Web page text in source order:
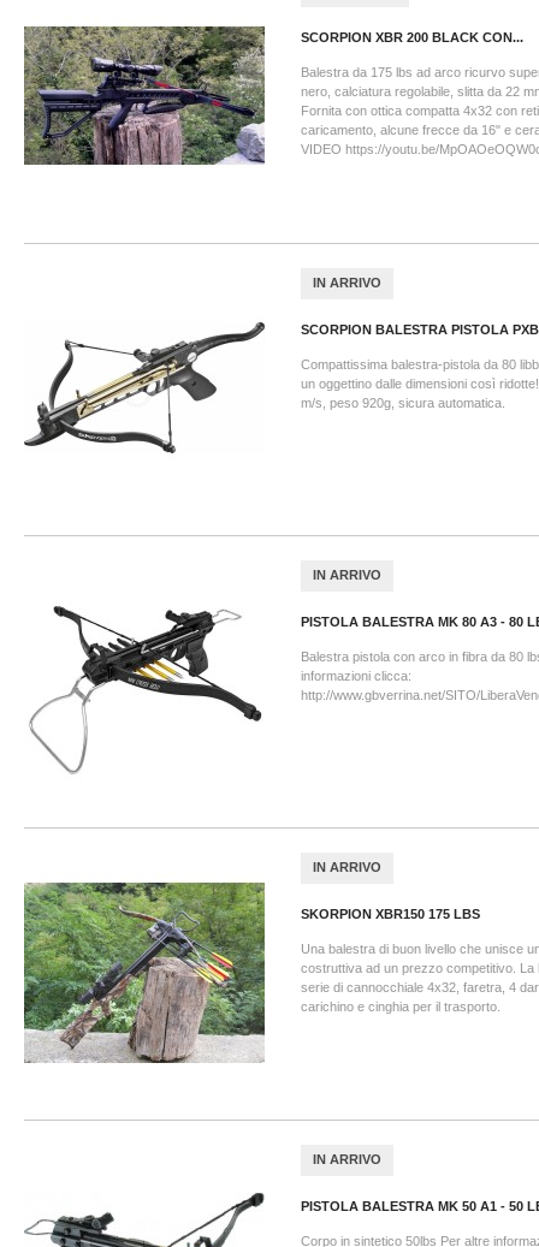
SCORPION XBR 200 BLACK CON...
Balestra da 175 lbs ad arco ricurvo
nero, calciatura regolabile, slitta da 22
Fornita con ottica compatta 4x32 con
caricamento, alcune frecce da 16" e
VIDEO https://youtu.be/
IN ARRIVO
SCORPION BALESTRA PISTOLA
Compattissima balestra-pistola da 80
un oggettino dalle dimensioni così
m/s, peso 920g, sicura automatica.
IN ARRIVO
PISTOLA BALESTRA MK 80 A3 - 80
Balestra pistola con arco in fibra da 80
informazioni clicca:
http://www.gbverrina.net/SITO/
IN ARRIVO
SKORPION XBR150 175 LBS
Una balestra di buon livello che unisce
costruttiva ad un prezzo competitivo. La
serie di cannocchiale 4x32, faretra, 4
carichino e cinghia per il trasporto.
IN ARRIVO
PISTOLA BALESTRA MK 50 A1 - 50
Corpo in sintetico 50lbs Per altre